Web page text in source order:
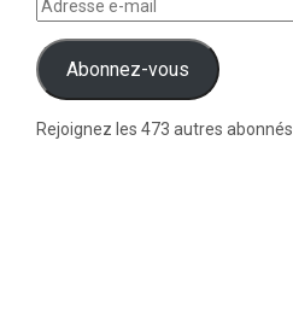
Abonnez-vous
Rejoignez les 473 autres abonnés